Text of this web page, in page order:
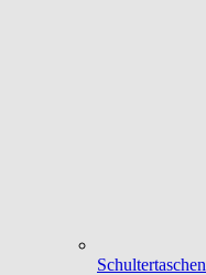
Schultertaschen